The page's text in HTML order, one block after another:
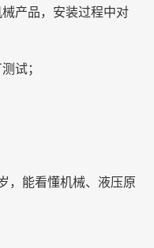
产品，安装过程中对
试；
，能看懂机械、液压原